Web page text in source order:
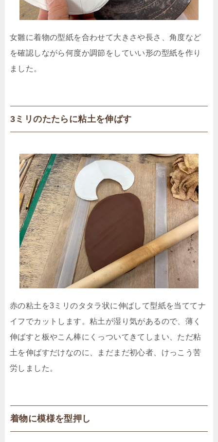
女雛に着物の型紙を合わせて大きさや長さ、角度など
を確認しながら何度か調節をしていい形の型紙を作り
ました。
3ミリのたたらに粘土を伸ばす
赤の粘土を3ミリのタタラ状に伸ばして型紙を当ててナ
イフでカットします。粘土が湿り気があるので、薄く
伸ばすと板やこん棒にくっついてきてしまい、ただ粘
土を伸ばすだけなのに、まだまだ初心者、けっこう苦
労しました。
着物に模様を型押し